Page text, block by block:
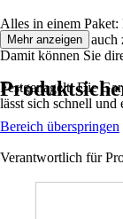
Alles in einem
Gardinenstange
Damit können Sie
Festgenagelt: Die
lässt sich schnell und
Mehr anzeigen
Bereich überspringen
Verantwortlich für